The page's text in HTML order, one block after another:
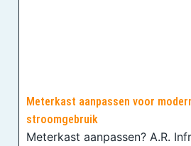
Meterkast aanpassen voor
stroomgebruik
Meterkast aanpassen? A.R.